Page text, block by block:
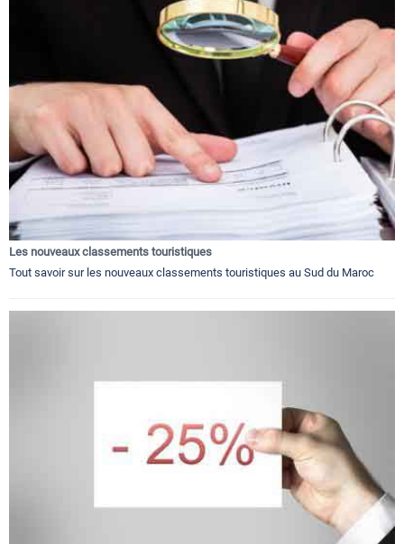
Les nouveaux classements touristiques
Tout savoir sur les nouveaux classements touristiques au Sud du Maroc